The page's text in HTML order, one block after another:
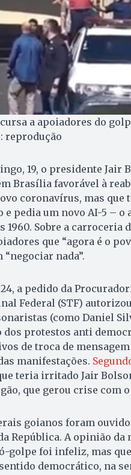
a apoiadores do
reprodução
19, o presidente Jair
Brasília favorável à
coronavírus, mas que
e pedia um novo AI-5 –
1960. Sobre a carroceria
que “agora é o
nada”.
a pedido da
Federal (STF)
(como Daniel
dos protestos anti
de troca de
manifestações.
teria irritado Jair
que gerou crise com
goianos foram
República. A opinião
golpe foi infeliz, mas
democrático, na